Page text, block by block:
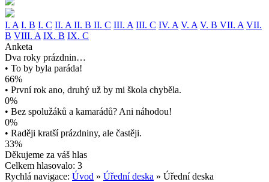
I. A I. B I. C II. A II. B II. C III. A III. C IV. A V. A V. B VII. A VII.
B VIII. A IX. B IX. C
Anketa
Dva roky prázdnin…
• To by byla paráda!
66%
• První rok ano, druhý už by mi škola chyběla.
0%
• Bez spolužáků a kamarádů? Ani náhodou!
0%
• Raději kratší prázdniny, ale častěji.
33%
Děkujeme za váš hlas
Celkem hlasovalo: 3
Rychlá navigace: Úvod » Úřední deska » Úřední deska